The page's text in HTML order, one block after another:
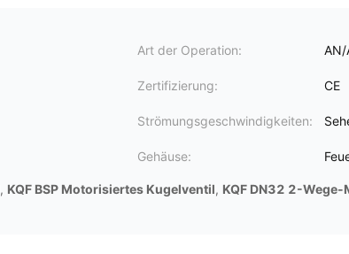
Art der Operation: AN/
Zertifizierung: CE
Strömungsgeschwindigkeiten:
Gehäuse:
, KQF BSP Motorisiertes Kugelventil, KQF DN32 2-